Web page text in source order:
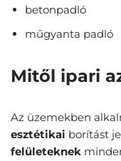
betonpadló
műgyanta padló
Mitől ipari
Az üzemekben
esztétikai borítást
felületeknek